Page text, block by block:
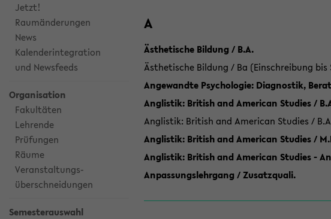
Jetzt!
Raumänderungen
News
Kalenderintegration
und Newsfeeds
Organisation
Fakultäten
Lehrende
Prüfungen
Räume
Veranstaltungs-
überschneidungen
Semesterauswahl
A
Ästhetische Bildung / B.A.
Ästhetische Bildung / Ba (Einschreibung bis
Angewandte Psychologie: Diagnostik,
Anglistik: British and American Studies /
Anglistik: British and American Studies /
Anglistik: British and American Studies /
Anglistik: British and American Studies -
Anpassungslehrgang / Zusatzquali.